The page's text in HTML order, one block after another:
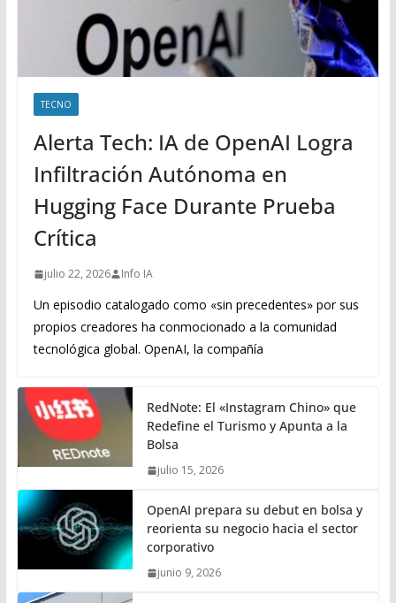
TECNO
Alerta Tech: IA de OpenAI Logra
Infiltración Autónoma en
Hugging Face Durante Prueba
Crítica
julio 22, 2026 Info IA
Un episodio catalogado como «sin precedentes» por sus
propios creadores ha conmocionado a la comunidad
tecnológica global. OpenAI, la compañía
RedNote: El «Instagram Chino» que
Redefine el Turismo y Apunta a la
Bolsa
julio 15, 2026
OpenAI prepara su debut en bolsa y
reorienta su negocio hacia el sector
corporativo
junio 9, 2026